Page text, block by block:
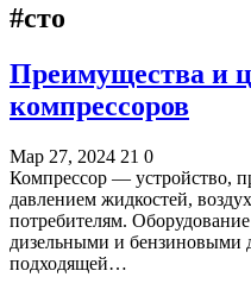
#сто
Преимущества и
компрессоров
Мар 27, 2024 21 0
Компрессор — устройство,
давлением жидкостей,
потребителям.
дизельными и бензиновыми
подходящей…